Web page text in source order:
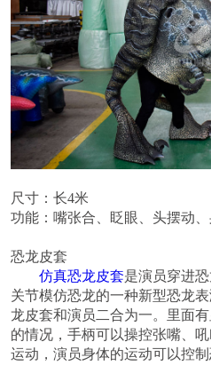
尺寸：长4米
功能：嘴张合、眨眼、头摆动
恐龙皮套
仿真恐龙皮套是演员穿进
关节模仿恐龙的一种新型恐龙
龙皮套和演员二合为一。里面
的情况，手柄可以操控张嘴、
运动，演员身体的运动可以控